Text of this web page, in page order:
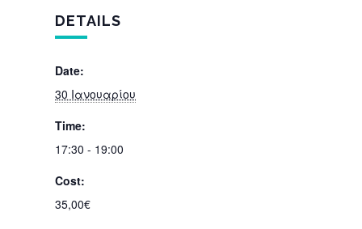
DETAILS
Date:
30 Ιανουαρίου
Time:
17:30 - 19:00
Cost:
35,00€